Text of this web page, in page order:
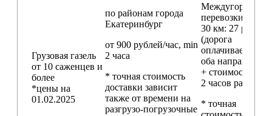
Грузовая газель
от 10 саженцев и
более
*цены на
01.02.2025
по районам города
Екатеринбург
от 900 рублей/час, min
2 часа
* точная стоимость
доставки зависит
также от времени на
разгрузо-погрузочные
Междугородние
перевозки
30 км: 27 руб./км
(дорога
оплачивается в
оба направления
+ стоимость min
2 часов работы)
* точная